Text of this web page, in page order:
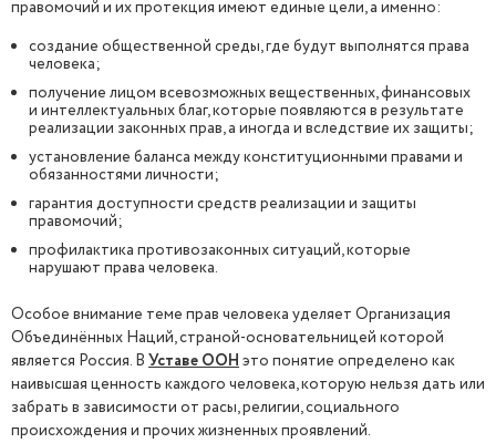
правомочий и их протекция имеют единые цели, а именно:
создание общественной среды, где будут выполнятся права
человека;
получение лицом всевозможных вещественных, финансовых
и интеллектуальных благ, которые появляются в результате
реализации законных прав, а иногда и вследствие их защиты;
установление баланса между конституционными правами и
обязанностями личности;
гарантия доступности средств реализации и защиты
правомочий;
профилактика противозаконных ситуаций, которые
нарушают права человека.
Особое внимание теме прав человека уделяет Организация
Объединённых Наций, страной-основательницей которой
является Россия. В Уставе ООНэто понятие определено как
наивысшая ценность каждого человека, которую нельзя дать или
забрать в зависимости от расы, религии, социального
происхождения и прочих жизненных проявлений.